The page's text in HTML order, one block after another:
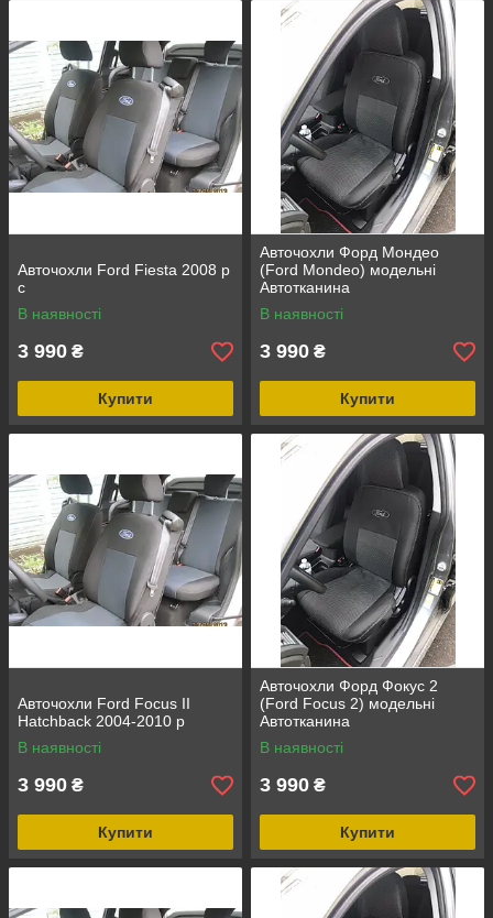
Авточохли Ford Fiesta 2008 р
c
В наявності
3 990 ₴
Купити
Авточохли Форд Мондео
(Ford Mondeo) модельні
Автотканина
В наявності
3 990 ₴
Купити
Авточохли Ford Focus II
Hatchback 2004-2010 р
В наявності
3 990 ₴
Купити
Авточохли Форд Фокус 2
(Ford Focus 2) модельні
Автотканина
В наявності
3 990 ₴
Купити